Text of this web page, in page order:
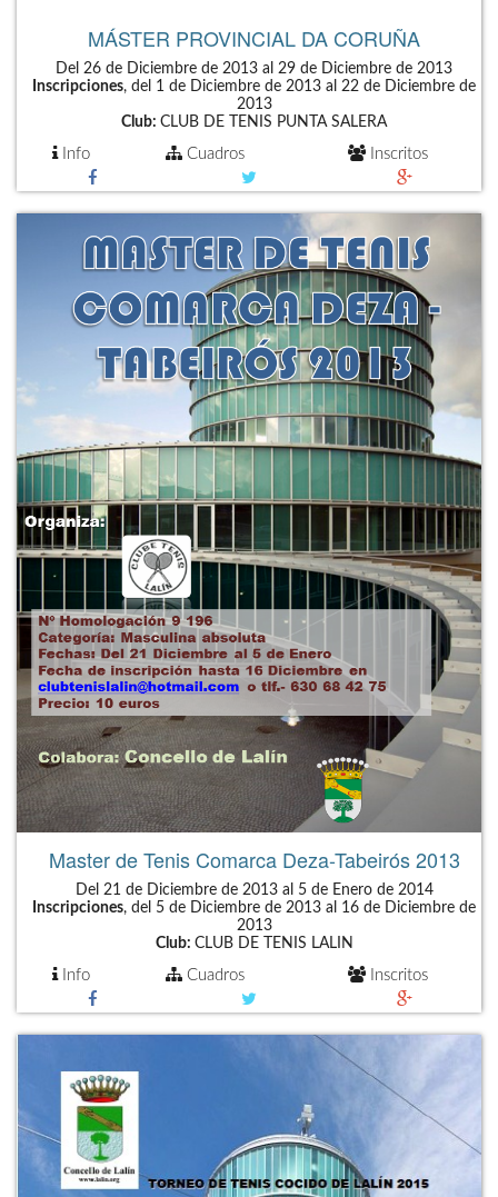
MÁSTER PROVINCIAL DA CORUÑA
Del 26 de Diciembre de 2013 al 29 de Diciembre de 2013
Inscripciones, del 1 de Diciembre de 2013 al 22 de Diciembre de
2013
Club:CLUB DE TENIS PUNTA SALERA
Info Cuadros Inscritos
Master de Tenis Comarca Deza-Tabeirós 2013
Del 21 de Diciembre de 2013 al 5 de Enero de 2014
Inscripciones, del 5 de Diciembre de 2013 al 16 de Diciembre de
2013
Club: CLUB DE TENIS LALIN
Info Cuadros Inscritos